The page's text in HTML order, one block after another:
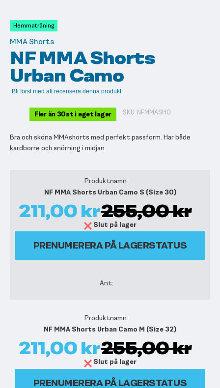
av
bildgalleriet
Hemmaträning
MMA Shorts
NF MMA Shorts
Urban Camo
Bli först med att recensera denna produkt
Fler än 30st i eget lager SKU NFMMASHO
Bra och sköna MMAshorts med perfekt passform. Har både
kardborre och snörning i midjan.
NF MMA Shorts Urban Camo S (Size 30)
211,00 kr255,00 kr
Slut på lager
PRENUMERERA PÅ LAGERSTATUS
NF MMA Shorts Urban Camo M (Size 32)
211,00 kr255,00 kr
Slut på lager
PRENUMERERA PÅ LAGERSTATUS